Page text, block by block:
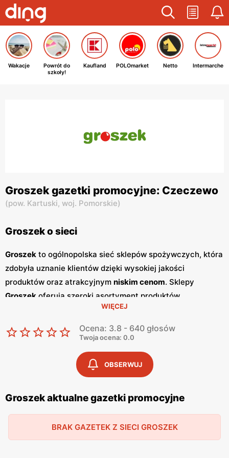
Wakacje
Powrót do
szkoły!
Kaufland POLOmarket Netto Intermarche
Groszek gazetki promocyjne: Czeczewo
(pow. Kartuski, woj. Pomorskie)
Groszek o sieci
Groszek to ogólnopolska sieć sklepów spożywczych, która
zdobyła uznanie klientów dzięki wysokiej jakości
produktów oraz atrakcyjnym niskim cenom. Sklepy
Groszek oferują szeroki asortyment produktów
spożywczych, w tym świeże owoce i warzywa, pieczywo,
nabiał, mięso oraz artykuły codziennego użytku. Klienci
cenią sobie bogaty wybór oraz częste
umożliwiają oszczędności na zakupach. Jednym z
kluczowych elementów strategii marketingowej
są regularnie wydawanegazetki promocyjne
prezentują najnowsze
promocje , specjalne oferty oraz
sezonowe wyprzedaże, dzięki czemu klienci mogą
cenowych. Publikacje te są dostępne zarówno w formie
WIĘCEJ
Ocena: 3.8 - 640 głosów
Twoja ocena: 0.0
OBSERWUJ
Groszek aktualne gazetki promocyjne
BRAK GAZETEK Z SIECI GROSZEK